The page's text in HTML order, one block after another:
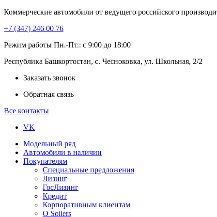
Коммерческие автомобили от ведущего российского
+7 (347) 246 00 76
Режим работы Пн.-Пт.: с 9:00 до 18:00
Республика Башкортостан, с. Чесноковка, ул. Школьная, 2/2
Заказать звонок
Обратная связь
Все контакты
VK
Модельный ряд
Автомобили в наличии
Покупателям
Специальные предложения
Лизинг
ГосЛизинг
Кредит
Корпоративным клиентам
О Sollers